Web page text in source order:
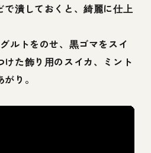
で潰しておくと、綺麗に仕上
ルトをのせ、黒ゴマをスイ
けた飾り用のスイカ、ミント
り。